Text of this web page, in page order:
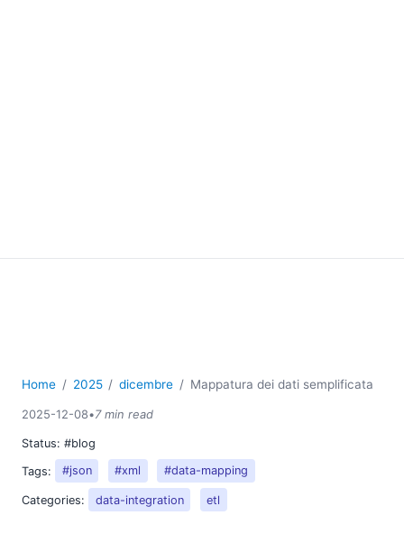
Home 2025 dicembre Mappatura dei dati semplificata
2025-12-08•7 min read
Status: #blog
Tags:
#json #xml #data-mapping
Categories: data-integration etl